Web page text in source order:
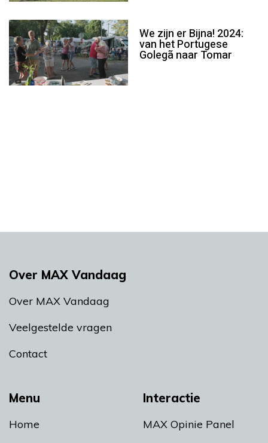
We zijn er Bijna! 2024:
van het Portugese
Golegã naar Tomar
Menu
Home
Interactie
MAX Opinie Panel
Over MAX Vandaag
Over MAX Vandaag
Veelgestelde vragen
Contact